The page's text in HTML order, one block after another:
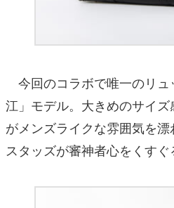
今回のコラボで唯一のリュ
江」モデル。大きめのサイ
がメンズライクな雰囲気を
スタッズが審神者心をくすぐ